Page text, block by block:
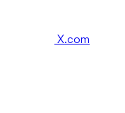
X.com